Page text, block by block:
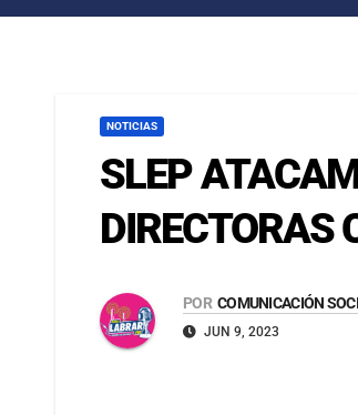
NOTICIAS
SLEP
DIRECTORAS
POR COMUNICACIÓN
JUN 9, 2023